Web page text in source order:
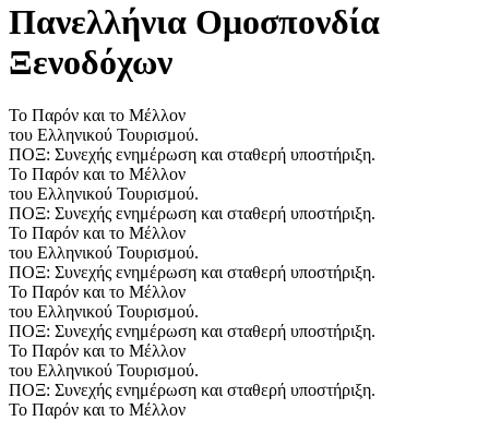
Πανελλήνια Ομοσπονδία
Ξενοδόχων
Το Παρόν και το Μέλλον
του Ελληνικού Τουρισμού.
ΠΟΞ: Συνεχής ενημέρωση και σταθερή υποστήριξη.
Το Παρόν και το Μέλλον
του Ελληνικού Τουρισμού.
ΠΟΞ: Συνεχής ενημέρωση και σταθερή υποστήριξη.
Το Παρόν και το Μέλλον
του Ελληνικού Τουρισμού.
ΠΟΞ: Συνεχής ενημέρωση και σταθερή υποστήριξη.
Το Παρόν και το Μέλλον
του Ελληνικού Τουρισμού.
ΠΟΞ: Συνεχής ενημέρωση και σταθερή υποστήριξη.
Το Παρόν και το Μέλλον
του Ελληνικού Τουρισμού.
ΠΟΞ: Συνεχής ενημέρωση και σταθερή υποστήριξη.
Το Παρόν και το Μέλλον